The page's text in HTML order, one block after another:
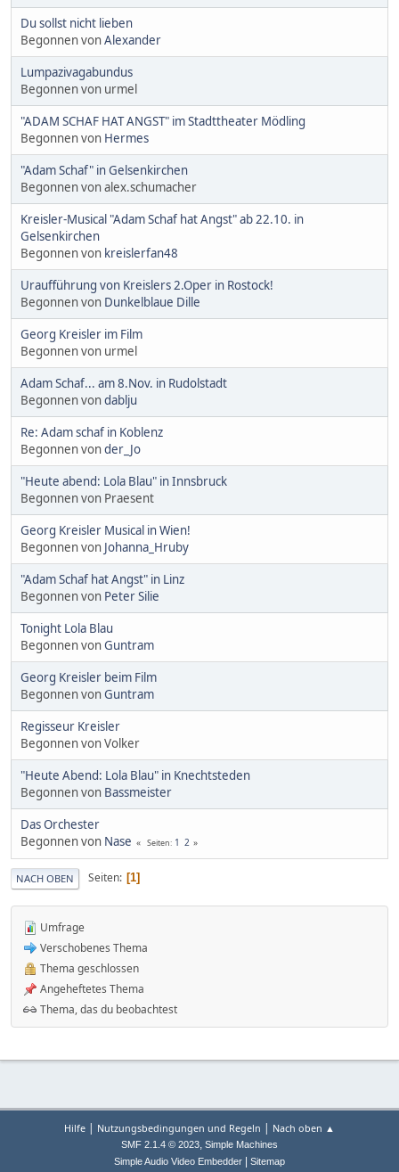
Du sollst nicht lieben
Begonnen vonAlexander
Lumpazivagabundus
Begonnen von urmel
"ADAM SCHAF HAT ANGST" im Stadttheater Mödling
Begonnen von Hermes
"Adam Schaf" in Gelsenkirchen
Begonnen von alex.schumacher
Kreisler-Musical "Adam Schaf hat Angst" ab 22.10. in
Gelsenkirchen
Begonnen von kreislerfan48
Uraufführung von Kreislers 2.Oper in Rostock!
Begonnen von Dunkelblaue Dille
Georg Kreisler im Film
Begonnen von urmel
Adam Schaf... am 8.Nov. in Rudolstadt
Begonnen vondablju
Re: Adam schaf in Koblenz
Begonnen vonder_Jo
"Heute abend: Lola Blau" in Innsbruck
Begonnen von Praesent
Georg Kreisler Musical in Wien!
Begonnen von Johanna_Hruby
"Adam Schaf hat Angst" in Linz
Begonnen von Peter Silie
Tonight Lola Blau
Begonnen vonGuntram
Georg Kreisler beim Film
Begonnen vonGuntram
Regisseur Kreisler
Begonnen von Volker
"Heute Abend: Lola Blau" in Knechtsteden
Begonnen von Bassmeister
Das Orchester
Begonnen von Nase Seiten 1 2
NACH OBEN Seiten 1
Umfrage
Verschobenes Thema
Thema geschlossen
Angeheftetes Thema
Thema, das du beobachtest
Hilfe | Nutzungsbedingungen und Regeln | Nach oben ▲
SMF 2.1.4 © 2023, Simple Machines
Simple Audio Video Embedder
Sitemap